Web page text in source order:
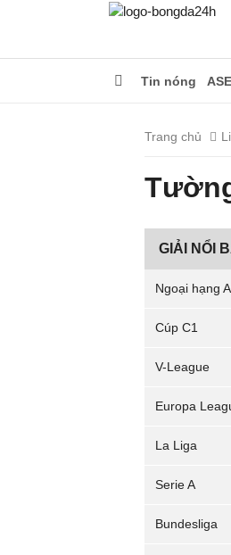
Tin nóng
Trang chủ
GIẢI NỔI
Ngoại hạng
Cúp C1
V-League
Europa
La Liga
Serie A
Bundesliga